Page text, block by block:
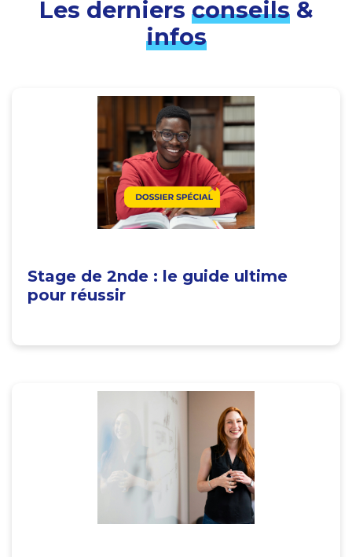
Les derniers conseils&
infos
Stage de 2nde : le guide ultime
pour réussir